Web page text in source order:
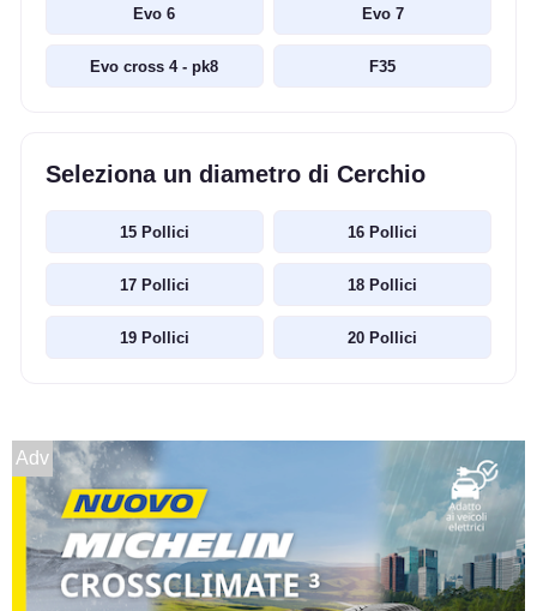
Evo 6 Evo 7
Evo cross 4 - pk8 F35
Seleziona un diametro di Cerchio
15 Pollici 16 Pollici
17 Pollici 18 Pollici
19 Pollici 20 Pollici
Adv